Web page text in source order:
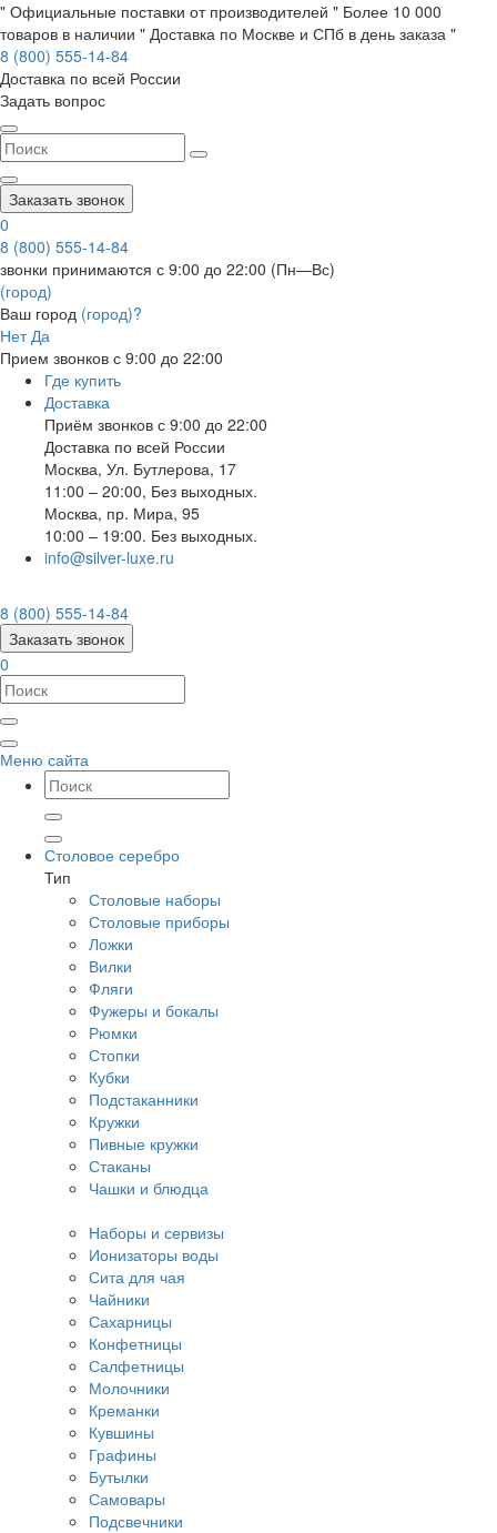
" Официальные поставки от производителей " Более 10 000
товаров в наличии " Доставка по Москве и СПб в день заказа "
8 (800) 555-14-84
Доставка по всей России
Задать вопрос
Заказать звонок
0
8 (800) 555-14-84
звонки принимаются с 9:00 до 22:00 (Пн—Вс)
(город)
Ваш город (город)?
Нет Да
Прием звонков с 9:00 до 22:00
Где купить
Доставка
Приём звонков с 9:00 до 22:00
Доставка по всей России
Москва, Ул. Бутлерова, 17
11:00 – 20:00, Без выходных.
Москва, пр. Мира, 95
10:00 – 19:00. Без выходных.
info@silver-luxe.ru
8 (800) 555-14-84
Заказать звонок
0
Меню сайта
Столовое серебро
Тип
Столовые наборы
Столовые приборы
Ложки
Вилки
Фляги
Фужеры и бокалы
Рюмки
Стопки
Кубки
Подстаканники
Кружки
Пивные кружки
Стаканы
Чашки и блюдца
Наборы и сервизы
Ионизаторы воды
Сита для чая
Чайники
Сахарницы
Конфетницы
Салфетницы
Молочники
Креманки
Кувшины
Графины
Бутылки
Самовары
Подсвечники